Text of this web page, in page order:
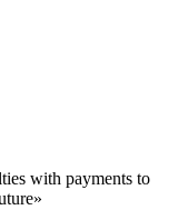
with payments to